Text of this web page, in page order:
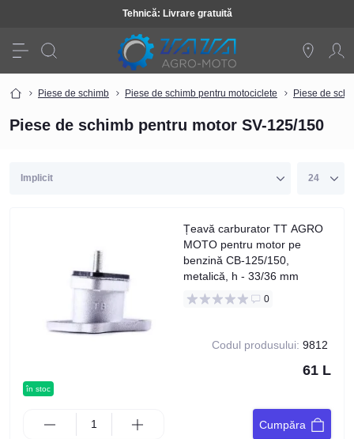
Tehnică: Livrare gratuită
Piese de schimb Piese de schimb pentru motociclete Piese de
Piese de schimb pentru motor SV-125/150
în stoc
Țeavă carburator TT AGRO
MOTO pentru motor pe
benzină CB-125/150,
metalică, h - 33/36 mm
0
Codul produsului: 9812
61 L
Cumpăra